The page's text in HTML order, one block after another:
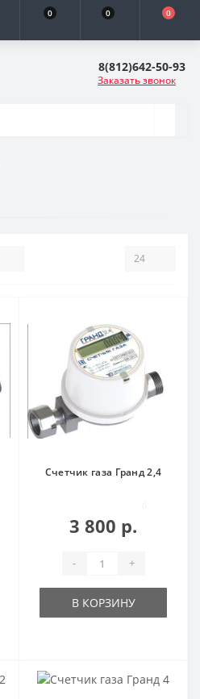
0 0 0
8(812)642-50-93
Заказать звонок
Счетчик газа Гранд 2,4
3 800 р.
- +
В КОРЗИНУ